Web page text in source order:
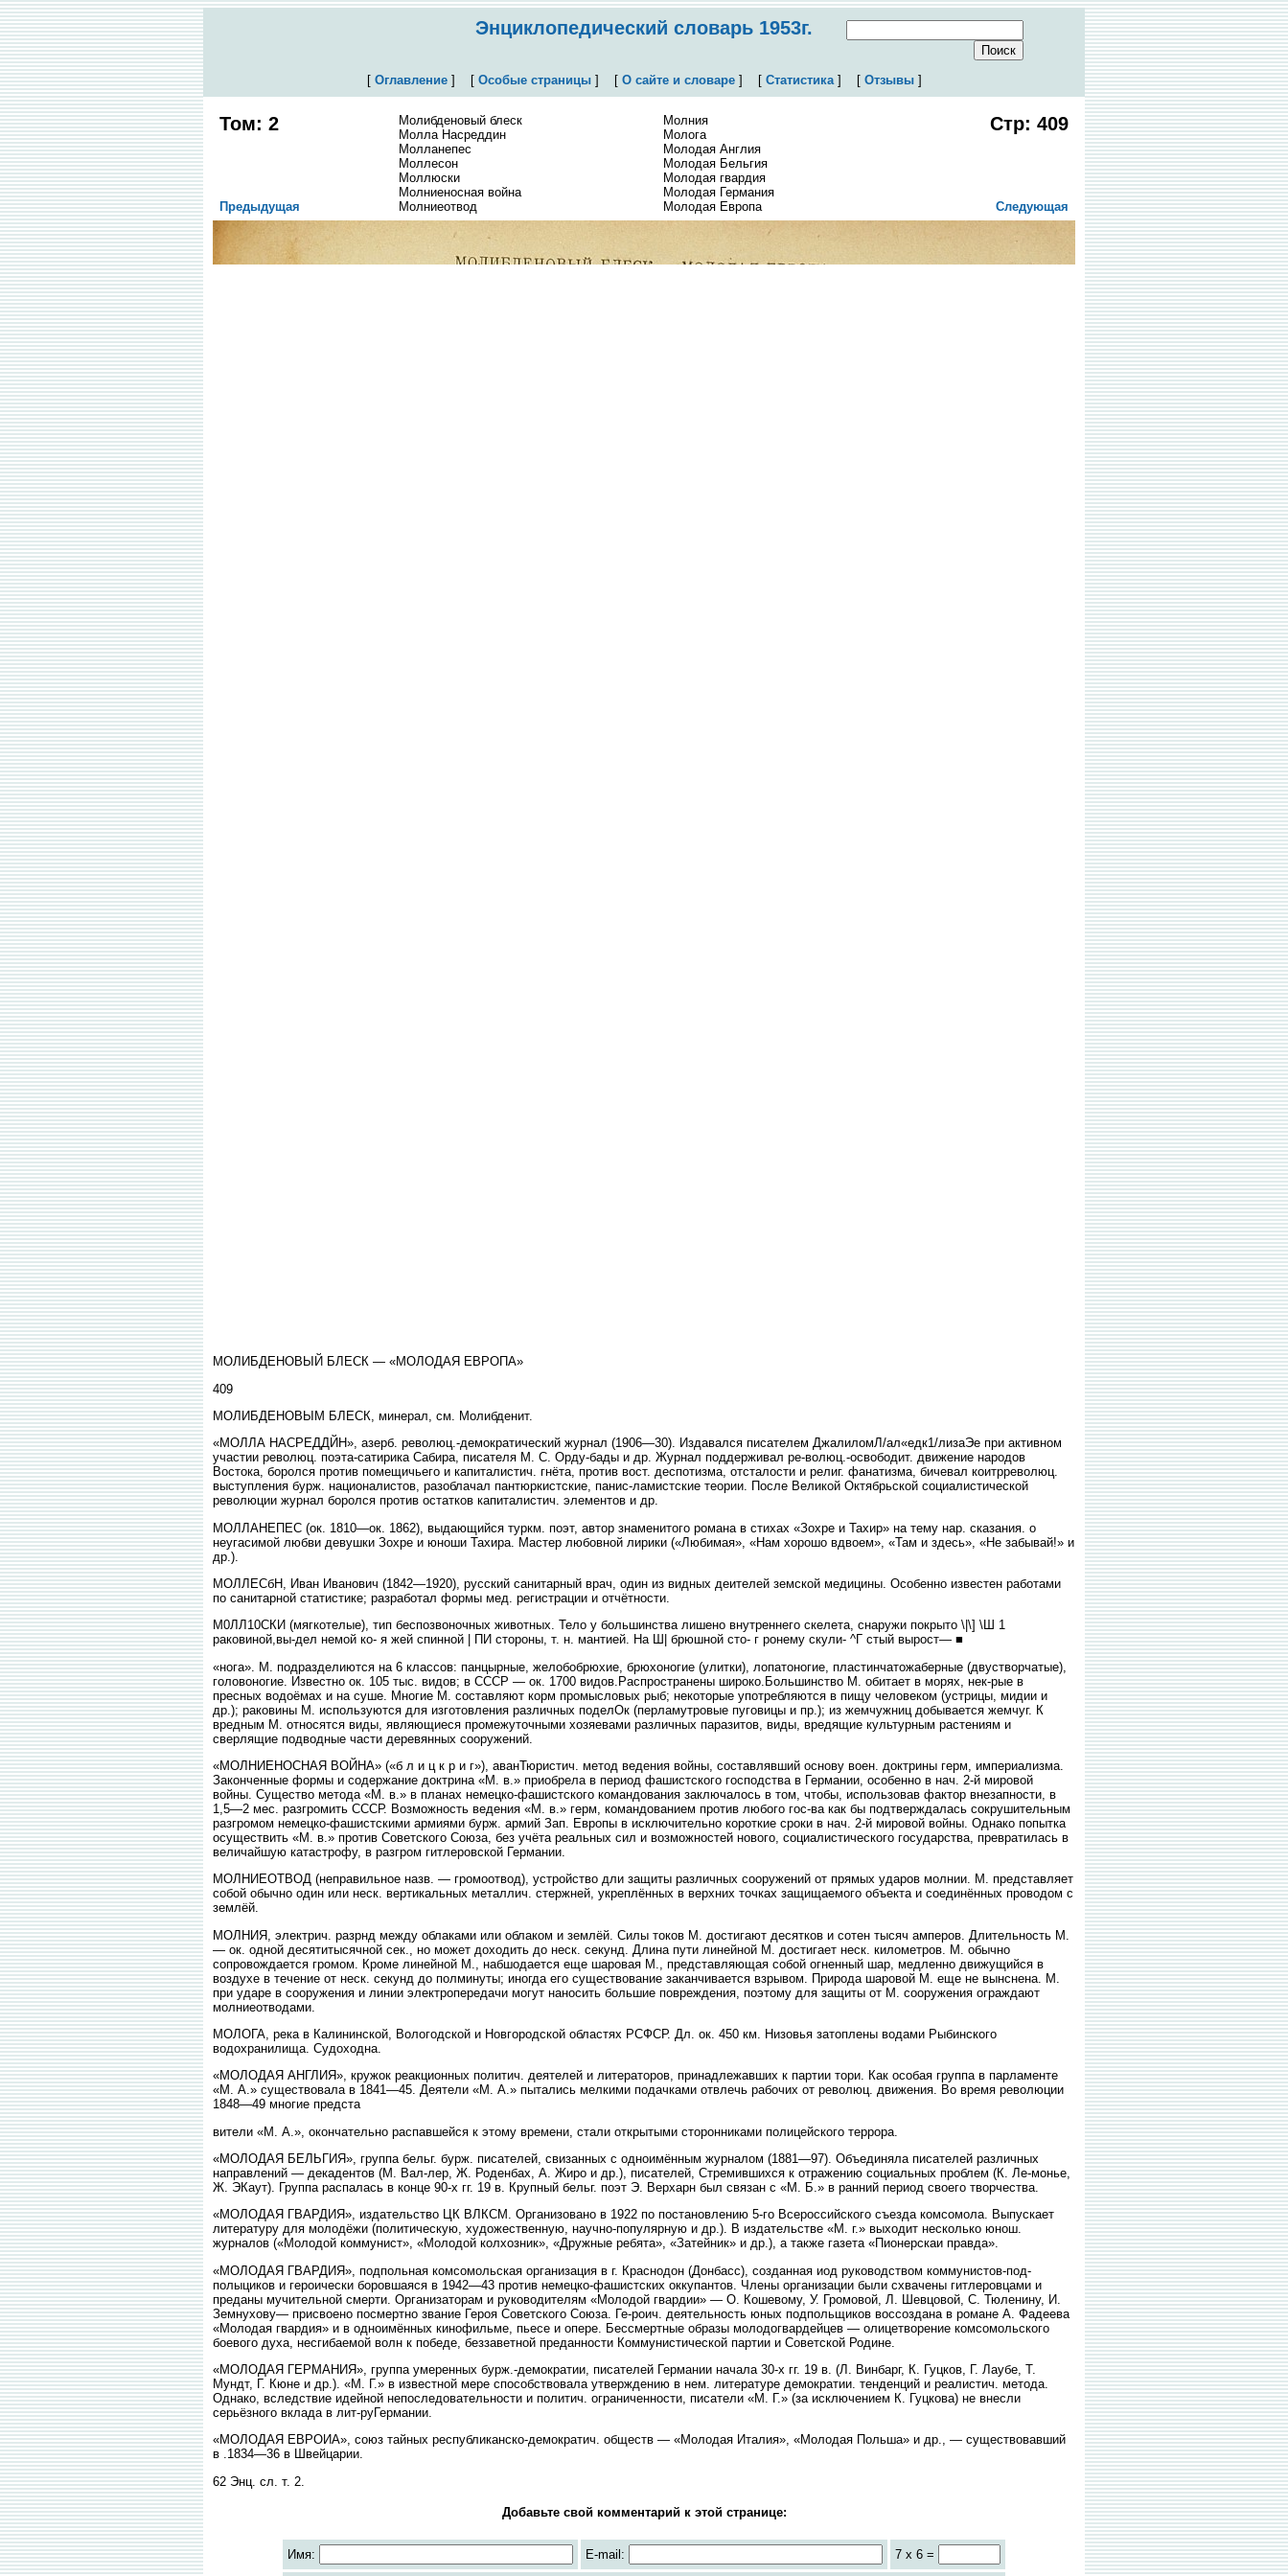
Энциклопедический словарь 1953г.
[ Оглавление] [ Особые страницы] [ О сайте и словаре] [ Статистика] [ Отзывы]
Том: 2
Молибденовый блеск
Молла Насреддин
Молланепес
Моллесон
Моллюски
Молниеносная война
Молниеотвод
Молния
Молога
Молодая Англия
Молодая Бельгия
Молодая гвардия
Молодая Германия
Молодая Европа
Стр: 409
Предыдущая Следующая
МОЛИБДЕНОВЫЙ БЛЕСК — «МОЛОДАЯ ЕВРОПА»
409
МОЛИБДЕНОВЫМ БЛЕСК, минерал, см. Молибденит.
«МОЛЛА НАСРЕДДЙН», азерб. революц.-демократический журнал (1906—30). Издавался писателем ДжалиломЛ/ал«едк1/лизаЭе при активном
участии революц. поэта-сатирика Сабира, писателя М. С. Орду-бады и др. Журнал поддерживал ре-волюц.-освободит. движение народов
Востока, боролся против помещичьего и капиталистич. гнёта, против вост. деспотизма, отсталости и религ. фанатизма, бичевал коитрреволюц.
выступления бурж. националистов, разоблачал пантюркистские, панис-ламистские теории. После Великой Октябрьской социалистической
революции журнал боролся против остатков капиталистич. элементов и др.
МОЛЛАНЕПЕС (ок. 1810—ок. 1862), выдающийся туркм. поэт, автор знаменитого романа в стихах «Зохре и Тахир» на тему нар. сказания. о
неугасимой любви девушки Зохре и юноши Тахира. Мастер любовной лирики («Любимая», «Нам хорошо вдвоем», «Там и здесь», «Не забывай!» и
др.).
МОЛЛЕСбН, Иван Иванович (1842—1920), русский санитарный врач, один из видных деителей земской медицины. Особенно известен работами
по санитарной статистике; разработал формы мед. регистрации и отчётности.
М0ЛЛ10СКИ (мягкотелые), тип беспозвоночных животных. Тело у большинства лишено внутреннего скелета, снаружи покрыто \|\] \Ш 1
раковиной,вы-дел немой ко- я жей спинной | ПИ стороны, т. н. мантией. На Ш| брюшной сто- г ронему скули- ^Г стый вырост— ■
«нога». М. подразделиются на 6 классов: панцырные, желобобрюхие, брюхоногие (улитки), лопатоногие, пластинчатожаберные (двустворчатые),
головоногие. Известно ок. 105 тыс. видов; в СССР — ок. 1700 видов.Распространены широко.Большинство М. обитает в морях, нек-рые в
пресных водоёмах и на суше. Многие М. составляют корм промысловых рыб; некоторые употребляются в пищу человеком (устрицы, мидии и
др.); раковины М. используются для изготовления различных поделОк (перламутровые пуговицы и пр.); из жемчужниц добывается жемчуг. К
вредным М. относятся виды, являющиеся промежуточными хозяевами различных паразитов, виды, вредящие культурным растениям и
сверлящие подводные части деревянных сооружений.
«МОЛНИЕНОСНАЯ ВОЙНА» («б л и ц к р и г»), аванТюристич. метод ведения войны, составлявший основу воен. доктрины герм, империализма.
Законченные формы и содержание доктрина «М. в.» приобрела в период фашистского господства в Германии, особенно в нач. 2-й мировой
войны. Существо метода «М. в.» в планах немецко-фашистского командования заключалось в том, чтобы, использовав фактор внезапности, в
1,5—2 мес. разгромить СССР. Возможность ведения «М. в.» герм, командованием против любого гос-ва как бы подтверждалась сокрушительным
разгромом немецко-фашистскими армиями бурж. армий Зап. Европы в исключительно короткие сроки в нач. 2-й мировой войны. Однако попытка
осуществить «М. в.» против Советского Союза, без учёта реальных сил и возможностей нового, социалистического государства, превратилась в
величайшую катастрофу, в разгром гитлеровской Германии.
МОЛНИЕОТВОД (неправильное назв. — громоотвод), устройство дли защиты различных сооружений от прямых ударов молнии. М. представляет
собой обычно один или неск. вертикальных металлич. стержней, укреплённых в верхних точках защищаемого объекта и соединённых проводом с
землёй.
МОЛНИЯ, электрич. разрнд между облаками или облаком и землёй. Силы токов М. достигают десятков и сотен тысяч амперов. Длительность М.
— ок. одной десятитысячной сек., но может доходить до неск. секунд. Длина пути линейной М. достигает неск. километров. М. обычно
сопровождается громом. Кроме линейной М., набшодается еще шаровая М., представляющая собой огненный шар, медленно движущийся в
воздухе в течение от неск. секунд до полминуты; иногда его существование заканчивается взрывом. Природа шаровой М. еще не вынснена. М.
при ударе в сооружения и линии электропередачи могут наносить большие повреждения, поэтому для защиты от М. сооружения ограждают
молниеотводами.
МОЛОГА, река в Калининской, Вологодской и Новгородской областях РСФСР. Дл. ок. 450 км. Низовья затоплены водами Рыбинского
водохранилища. Судоходна.
«МОЛОДАЯ АНГЛИЯ», кружок реакционных политич. деятелей и литераторов, принадлежавших к партии тори. Как особая группа в парламенте
«М. А.» существовала в 1841—45. Деятели «М. А.» пытались мелкими подачками отвлечь рабочих от революц. движения. Во время революции
1848—49 многие предста
вители «М. А.», окончательно распавшейся к этому времени, стали открытыми сторонниками полицейского террора.
«МОЛОДАЯ БЕЛЬГИЯ», группа бельг. бурж. писателей, свизанных с одноимённым журналом (1881—97). Объединяла писателей различных
направлений — декадентов (М. Вал-лер, Ж. Роденбах, А. Жиро и др.), писателей, Стремившихся к отражению социальных проблем (К. Ле-монье,
Ж. ЭКаут). Группа распалась в конце 90-х гг. 19 в. Крупный бельг. поэт Э. Верхарн был связан с «М. Б.» в ранний период своего творчества.
«МОЛОДАЯ ГВАРДИЯ», издательство ЦК ВЛКСМ. Организовано в 1922 по постановлению 5-го Всероссийского съезда комсомола. Выпускает
литературу для молодёжи (политическую, художественную, научно-популярную и др.). В издательстве «М. г.» выходит несколько юнош.
журналов («Молодой коммунист», «Молодой колхозник», «Дружные ребята», «Затейник» и др.), а также газета «Пионерскаи правда».
«МОЛОДАЯ ГВАРДИЯ», подпольная комсомольская организация в г. Краснодон (Донбасс), созданная иод руководством коммунистов-под-
полыциков и героически боровшаяся в 1942—43 против немецко-фашистских оккупантов. Члены организации были схвачены гитлеровцами и
преданы мучительной смерти. Организаторам и руководителям «Молодой гвардии» — О. Кошевому, У. Громовой, Л. Шевцовой, С. Тюленину, И.
Земнухову— присвоено посмертно звание Героя Советского Союза. Ге-роич. деятельность юных подпольщиков воссоздана в романе А. Фадеева
«Молодая гвардия» и в одноимённых кинофильме, пьесе и опере. Бессмертные образы молодогвардейцев — олицетворение комсомольского
боевого духа, несгибаемой волн к победе, беззаветной преданности Коммунистической партии и Советской Родине.
«МОЛОДАЯ ГЕРМАНИЯ», группа умеренных бурж.-демократии, писателей Германии начала 30-х гг. 19 в. (Л. Винбарг, К. Гуцков, Г. Лаубе, Т.
Мундт, Г. Кюне и др.). «М. Г.» в известной мере способствовала утверждению в нем. литературе демократии. тенденций и реалистич. метода.
Однако, вследствие идейной непоследовательности и политич. ограниченности, писатели «М. Г.» (за исключением К. Гуцкова) не внесли
серьёзного вклада в лит-руГермании.
«МОЛОДАЯ ЕВРОИА», союз тайных республиканско-демократич. обществ — «Молодая Италия», «Молодая Польша» и др., — существовавший
в .1834—36 в Швейцарии.
62 Энц. сл. т. 2.
Добавьте свой комментарий к этой странице:
Имя: E-mail: 7 x 6 =